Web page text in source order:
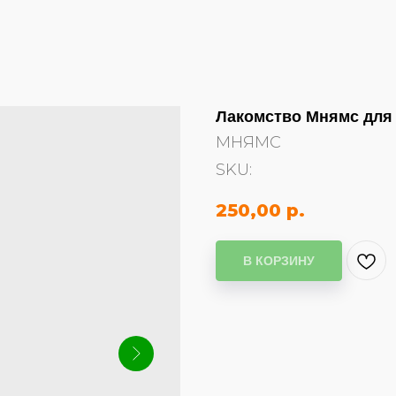
Лакомство Мнямс для
МНЯМС
SKU:
250,00 р.
В КОРЗИНУ